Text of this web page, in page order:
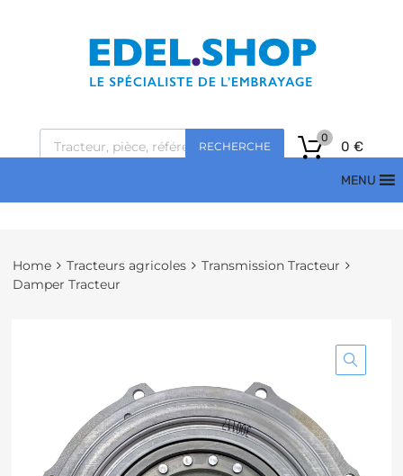
RECHERCHE 0 €
0
MENU
Home Tracteurs agricoles
Transmission Tracteur
Damper Tracteur